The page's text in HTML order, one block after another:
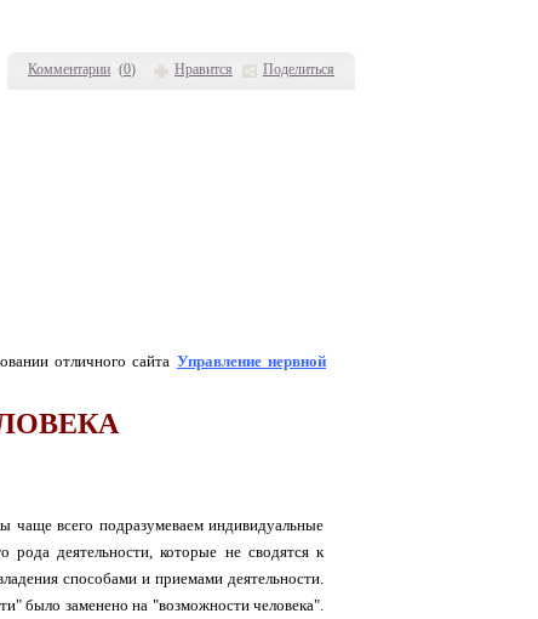
Комментарии (0) Нравится Поделиться
отличного сайта Управление нервной
чаще всего подразумеваем индивидуальные
рода деятельности, которые не сводятся к
способами и приемами деятельности.
было заменено на "возможности человека".